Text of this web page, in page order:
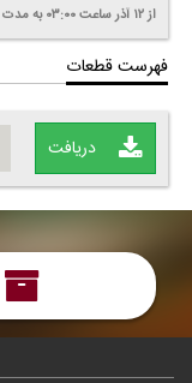
از ۱۲ آذر ساعت ۰۳:۰۰ به مدت ۳۰ دقیقه
فهرست قطعات
دریافت